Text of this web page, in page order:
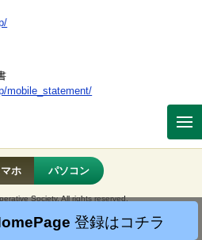
登録はコチラ
mobile_statement/
ホ パソコン
Society. All rights reserved.
のコンテンツの無断複写・転載・公衆送信を禁じま